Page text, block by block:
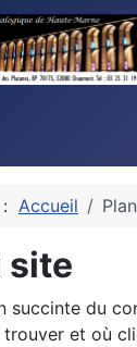
Accueil
site
succinte du
et où